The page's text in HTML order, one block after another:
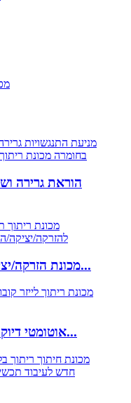
הוראת גרירה
מכונת הזרקה/יציקה רב תכליתית וגמישה...
אוטומטי דיוק גבוה לתכשיטים וחומרה...